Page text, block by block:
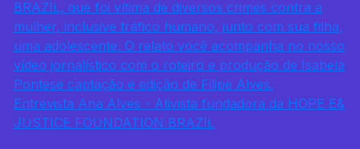
Entrevista Ana Alves - Ativista fundadora da HOPE E&
JUSTICE FOUNDATION BRAZIL